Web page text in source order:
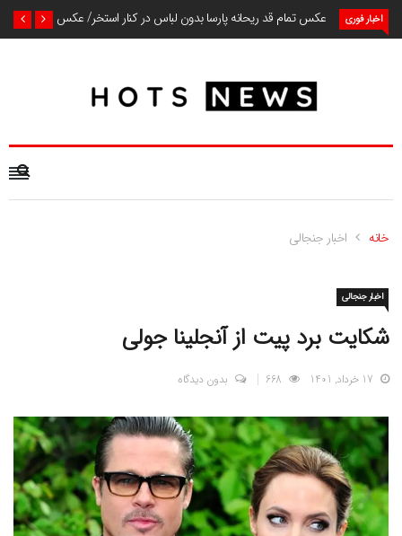
اخبار فوری عکس تمام قد ریحانه پارسا بدون لباس در کنار استخر/ عکس
خانه اخبار جنجالی
اخبار جنجالی
شکایت برد پیت از آنجلینا جولی
17 خرداد, 1401 بدون دیدگاه